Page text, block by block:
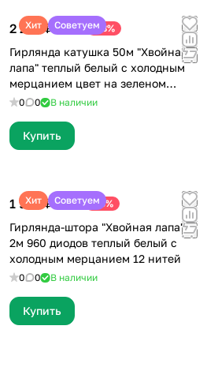
Хит Советуем
2 290 ₽ 2 800 ₽ -18%
Гирлянда катушка 50м "Хвойная
лапа" теплый белый c холодным
мерцанием цвет на зеленом
проводе
0 0 В наличии
Купить
Хит Советуем
1 990 ₽ 2 299 ₽ -13%
Гирлянда-штора "Хвойная лапа" 3-
2м 960 диодов теплый белый с
холодным мерцанием 12 нитей
0 0 В наличии
Купить